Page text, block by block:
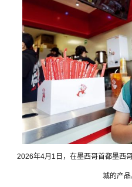
2026年4月1日，在墨西哥首都墨西
城的产